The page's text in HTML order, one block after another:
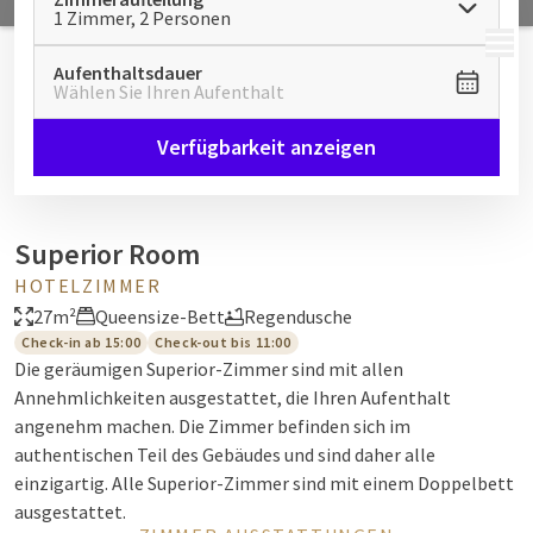
MENÜ
1 Zimmer, 2 Personen
Aufenthaltsdauer
Wählen Sie Ihren Aufenthalt
Verfügbarkeit anzeigen
Superior Room
HOTELZIMMER
27m²
Queensize-Bett Regendusche
Check-in ab 15:00 Check-out bis 11:00
Die geräumigen Superior-Zimmer sind mit allen
Annehmlichkeiten ausgestattet, die Ihren Aufenthalt
angenehm machen. Die Zimmer befinden sich im
authentischen Teil des Gebäudes und sind daher alle
einzigartig. Alle Superior-Zimmer sind mit einem Doppelbett
ausgestattet.